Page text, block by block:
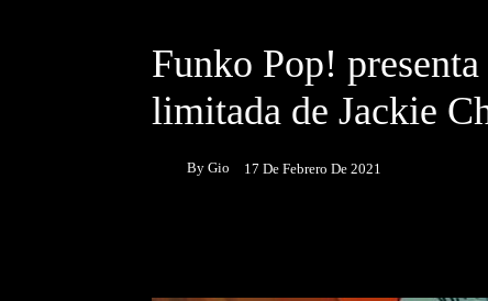
Funko Pop!
limitada de Jackie
By Gio 17 De Febrero De 2021